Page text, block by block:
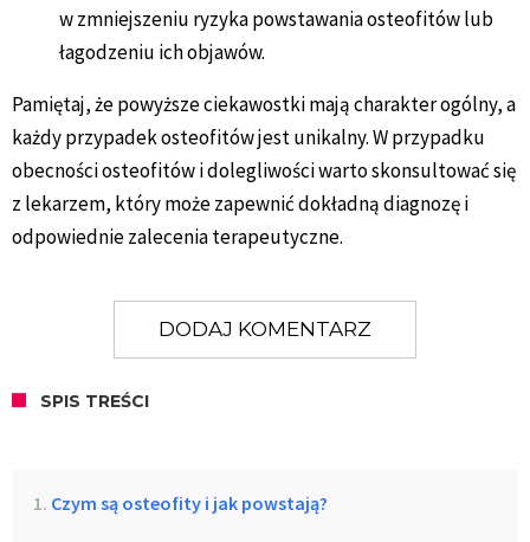
w zmniejszeniu ryzyka powstawania osteofitów lub
łagodzeniu ich objawów.
Pamiętaj, że powyższe ciekawostki mają charakter ogólny, a
każdy przypadek osteofitów jest unikalny. W przypadku
obecności osteofitów i dolegliwości warto skonsultować się
z lekarzem, który może zapewnić dokładną diagnozę i
odpowiednie zalecenia terapeutyczne.
DODAJ KOMENTARZ
SPIS TREŚCI
Czym są osteofity i jak powstają?